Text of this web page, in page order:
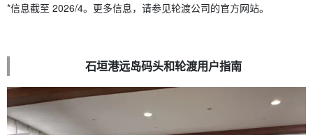
*信息截至 2026/4。更多信息，请参见轮渡公司的官方网站。
石垣港远岛码头和轮渡用户指南